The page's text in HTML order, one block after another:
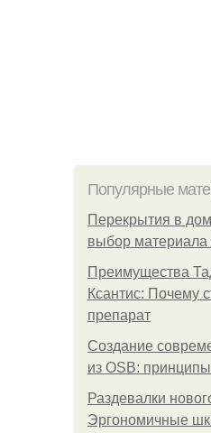
Популярные
Перекрытия в
выбор материала
Преимущества
Ксантис: Почему
препарат
Создание
из OSB:
Раздевалки
Эргономичные